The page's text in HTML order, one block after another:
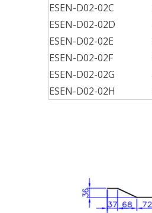
ESEN-D02-02C
ESEN-D02-02D
ESEN-D02-02E
ESEN-D02-02F
ESEN-D02-02G
ESEN-D02-02H